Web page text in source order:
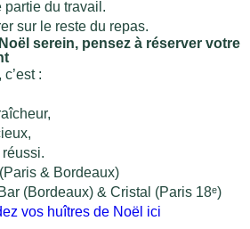
partie du travail.
sur le reste du repas.
serein, pensez à réserver votre
:
réussi.
& Bordeaux)
(Bordeaux) & Cristal (Paris 18ᵉ)
vos huîtres de Noël ici